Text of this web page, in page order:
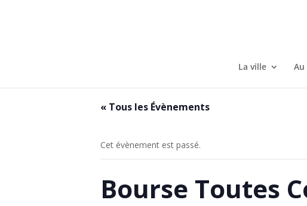
La ville
« Tous les Évènements
Cet évènement est passé.
Bourse Toutes